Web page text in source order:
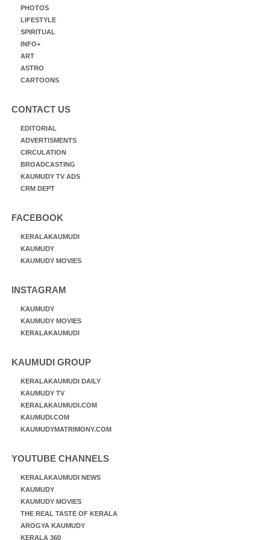
PHOTOS
LIFESTYLE
SPIRITUAL
INFO+
ART
ASTRO
CARTOONS
CONTACT US
EDITORIAL
ADVERTISMENTS
CIRCULATION
BROADCASTING
KAUMUDY TV ADS
CRM DEPT
FACEBOOK
KERALAKAUMUDI
KAUMUDY
KAUMUDY MOVIES
INSTAGRAM
KAUMUDY
KAUMUDY MOVIES
KERALAKAUMUDI
KAUMUDI GROUP
KERALAKAUMUDI DAILY
KAUMUDY TV
KERALAKAUMUDI.COM
KAUMUDI.COM
KAUMUDYMATRIMONY.COM
YOUTUBE CHANNELS
KERALAKAUMUDI NEWS
KAUMUDY
KAUMUDY MOVIES
THE REAL TASTE OF KERALA
AROGYA KAUMUDY
KERALA 360